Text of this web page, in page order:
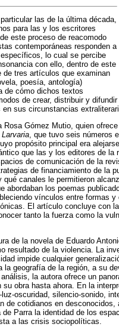
las de la última década,
para las y los escritores
este proceso de reacomodo
contemporáneas responden a
lo cual se percibe
con ello, dentro de este
de tres artículos que examinan
poesía, antología)
de cómo dichos textos
de crear, distribuir y difundir
sus circunstancias
Rosa Gómez Mutio, quien
Larvaria , que tuvo seis números
propósito principal era
que las y los editores de la
de comunicación de la
de financiamiento de la
canales le permitieron
abordaban los poemas
vínculos entre formas y
El artículo concluye con
tanto la fuerza como la
de la novela de Eduardo
resultado de la violencia. La
impide cualquier
geografía de la región, a su
la autora ofrece un
obra hasta ahora. En la
oscuridad, silencio-sonido,
de cotidianos en
Parra la identidad de los
a las crisis sociopolíticas.